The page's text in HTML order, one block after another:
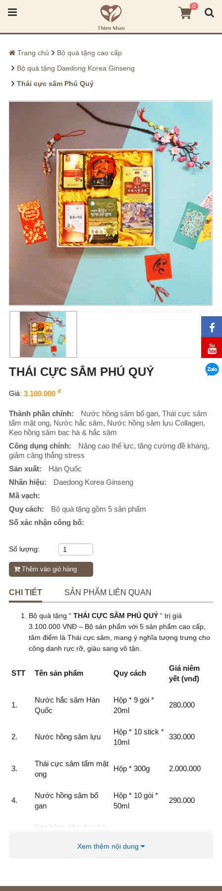
0
Trang chủ
Bộ quà tặng cao cấp
Bộ quà tặng Daedong Korea Ginseng
Thái cực sâm Phú Quý
THÁI CỰC SÂM PHÚ QUÝ
Giá: 3.100.000 đ
Thành phần chính:
Nước hồng sâm bổ gan, Thái cực sâm
tẩm mật ong, Nước hắc sâm, Nước hồng sâm lựu Collagen,
Kẹo hồng sâm bạc hà & hắc sâm
Công dụng chính:
Nâng cao thể lực, tăng cường đề kháng,
giảm căng thẳng stress
Sản xuất:
Hàn Quốc
Nhãn hiệu:
Daedong Korea Ginseng
Mã vạch:
Quy cách:
Bộ quà tặng gồm 5 sản phẩm
Số xác nhận công bố:
Số lượng:
Thêm vào giỏ hàng
CHI TIẾT SẢN PHẨM LIÊN QUAN
Bộ quà tặng “ THÁI CỰC SÂM PHÚ QUÝ“ trị giá
3.100.000 VNĐ – Bộ sản phẩm với 5 sản phẩm cao cấp,
tâm điểm là Thái cực sâm, mang ý nghĩa tượng trưng cho
công danh rực rỡ, giàu sang vô tận.
STT Tên sản phẩm Quy cách
Giá niêm
yết (vnđ)
1.
Nước hắc sâm Hàn
Quốc
Hộp * 9 gói *
20ml
280.000
2. Nước hồng sâm lựu
Hộp * 10 stick *
10ml
330.000
3.
Thái cực sâm tẩm mật
ong
Hộp * 300g 2.000.000
4.
Nước hồng sâm bổ
gan
Hộp * 10 gói *
50ml
290.000
Kẹo hồng sâm bạc hà
Xem thêm nội dung